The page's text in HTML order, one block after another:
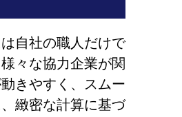
自社の職人だけで
々な協力企業が関
きやすく、スムー
緻密な計算に基づ